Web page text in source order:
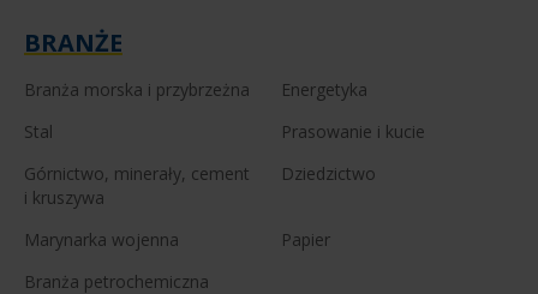
BRANŻE
Branża morska i przybrzeżna
Energetyka
Stal
Prasowanie i kucie
Górnictwo, minerały, cement
i kruszywa
Dziedzictwo
Marynarka wojenna
Papier
Branża petrochemiczna